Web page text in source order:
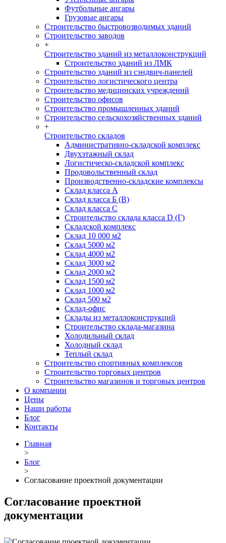
Футбольные ангары
Грузовые ангары
Строительство быстровозводимых зданий
Строительство заводов
+
Строительство зданий из металлоконструкций
Строительство зданий из ЛМК
Строительство зданий из сэндвич-панелей
Строительство логистического центра
Строительство медицинских учреждений
Строительство офисов
Строительство промышленных зданий
Строительство сельскохозяйственных зданий
+
Строительство складов
Административно-складской комплекс
Двухэтажный склад
Логистическо-складской комплекс
Продовольственный склад
Производственно-складские комплексы
Склад класса А
Склад класса Б (B)
Склад класса С
Строительство склада класса D (Г)
Складской комплекс
Склад 10 000 м2
Склад 5000 м2
Склад 4000 м2
Склад 3000 м2
Склад 2000 м2
Склад 1500 м2
Склад 1000 м2
Склад 500 м2
Склад-офис
Склады из металлоконструкций
Строительство склада-магазина
Холодильный склад
Холодный склад
Теплый склад
Строительство спортивных комплексов
Строительство торговых центров
Строительство магазинов и торговых центров
О компании
Цены
Наши работы
Блог
Контакты
Главная
>
Блог
>
Согласование проектной документации
Согласование проектной
документации